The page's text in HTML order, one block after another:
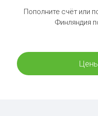
Пополните счёт или
Финляндия